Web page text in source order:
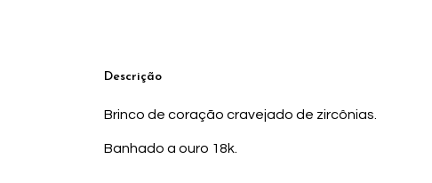
Descrição
Brinco de coração cravejado de zircônias.
Banhado a ouro 18k.